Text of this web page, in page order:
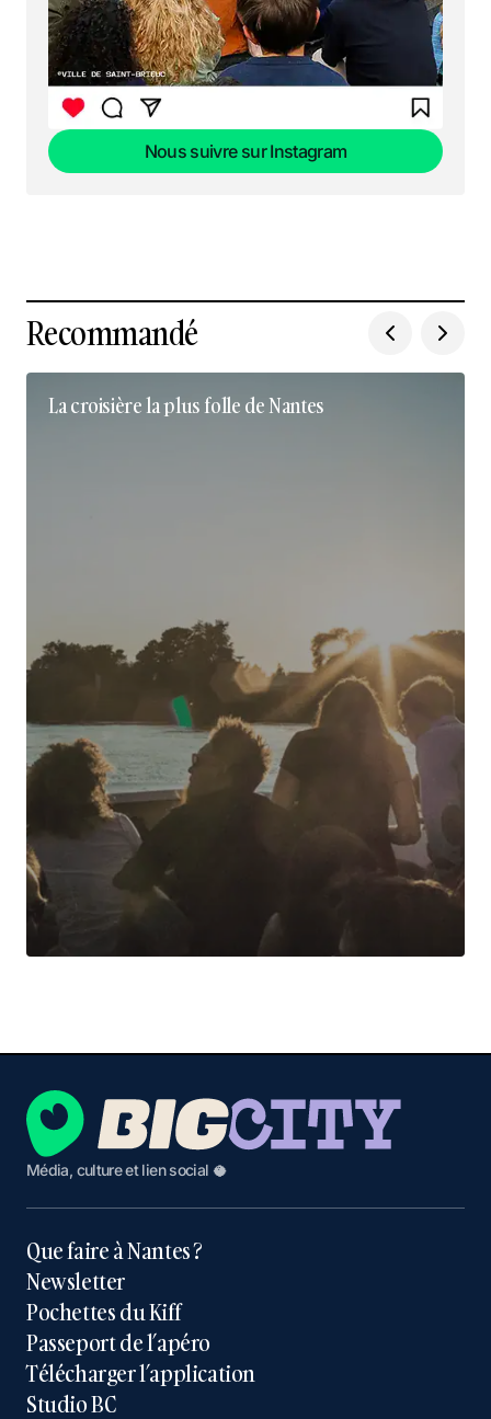
Nous suivre sur Instagram
Recommandé
La croisière la plus folle de Nantes
Média, culture et lien social 🥥
Que faire à Nantes ?
Newsletter
Pochettes du Kiff
Passeport de l’apéro
Télécharger l’application
Studio BC